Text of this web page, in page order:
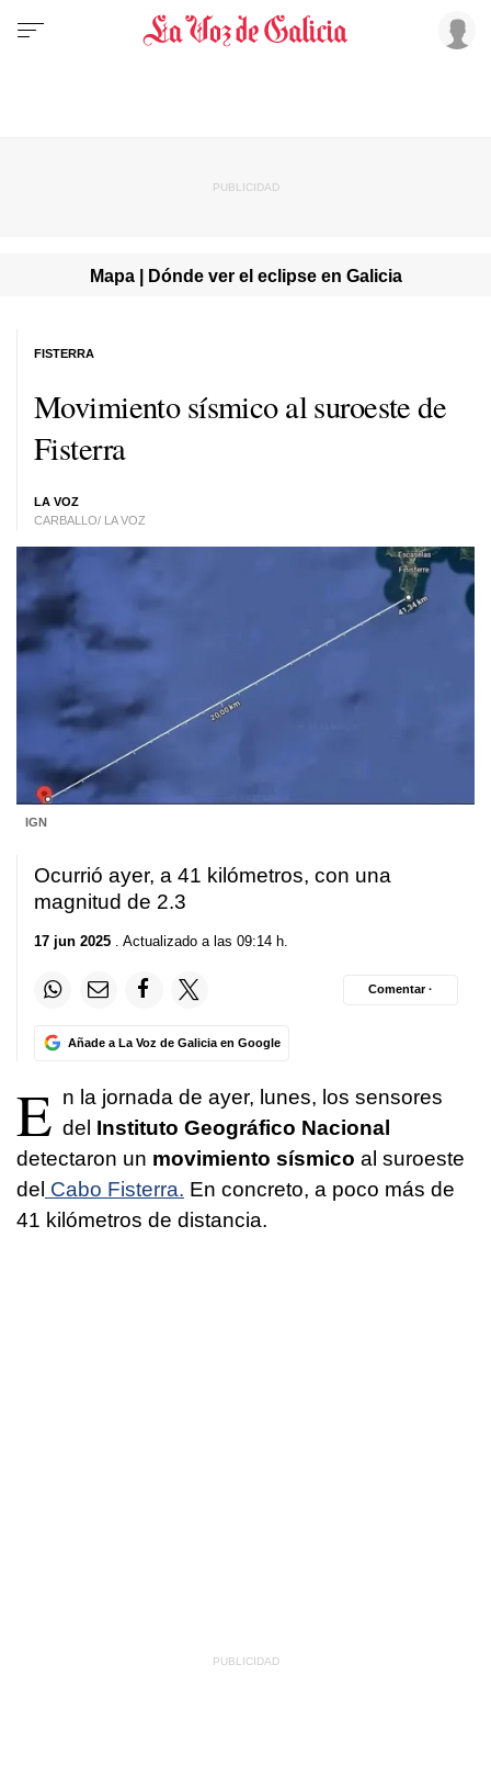
Mapa | Dónde ver el eclipse en Galicia
Movimiento sísmico al suroeste de
Fisterra
LA VOZ
CARBALLO/ LA VOZ
FISTERRA
IGN
Ocurrió ayer, a 41 kilómetros, con una
magnitud de 2.3
17 jun 2025 . Actualizado a las 09:14 h.
Añade a La Voz de Galicia en Google
Comentar ·
E n la jornada de ayer, lunes, los sensores
del Instituto Geográfico Nacional
detectaron un movimiento sísmico al suroeste
del Cabo Fisterra. En concreto, a poco más de
41 kilómetros de distancia.